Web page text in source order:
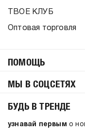
ТВОЕ КЛУБ
Оптовая торговля
ПОМОЩЬ
МЫ В СОЦСЕТЯХ
БУДЬ В ТРЕНДЕ
узнавай первым о